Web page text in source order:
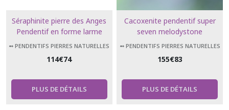
Séraphinite pierre des Anges
Pendentif en forme larme
➻ PENDENTIFS PIERRES NATURELLES
114€74
PLUS DE DÉTAILS
Cacoxenite pendentif super
seven melodystone
➻ PENDENTIFS PIERRES NATURELLES
155€83
PLUS DE DÉTAILS